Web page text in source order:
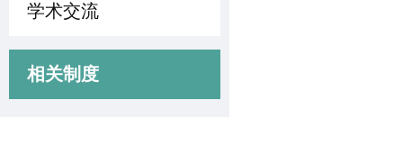
学术交流
相关制度